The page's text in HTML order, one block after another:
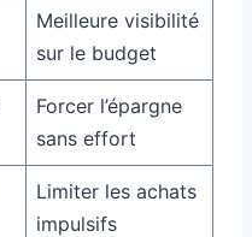
Meilleure visibilité
sur le budget
Forcer l’épargne
sans effort
Limiter les achats
impulsifs